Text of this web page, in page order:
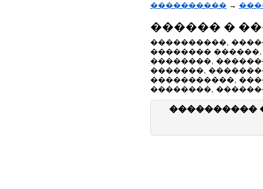
���������� →
������ �
����������,
��������
��������,
�������,
�����������,
��������,
����������